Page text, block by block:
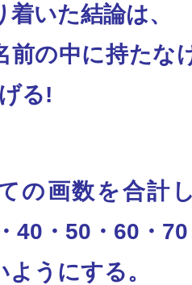
いた結論は、
前の中に持たな
る!
の画数を合計
40・50・60・
ようにする。